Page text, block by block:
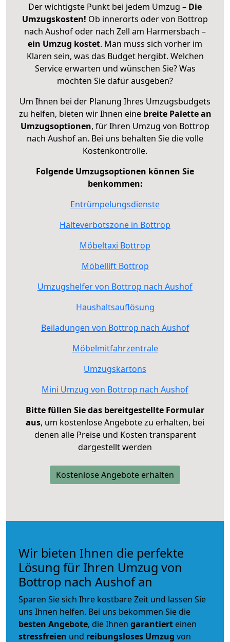
Der wichtigste Punkt bei jedem Umzug – Die
Umzugskosten! Ob innerorts oder von Bottrop
nach Aushof oder nach Zell am Harmersbach –
ein Umzug kostet. Man muss sich vorher im
Klaren sein, was das Budget hergibt. Welchen
Service erwarten und wünschen Sie? Was
möchten Sie dafür ausgeben?
Um Ihnen bei der Planung Ihres Umzugsbudgets
zu helfen, bieten wir Ihnen eine breite Palette an
Umzugsoptionen, für Ihren Umzug von Bottrop
nach Aushof an. Bei uns behalten Sie die volle
Kostenkontrolle.
Folgende Umzugsoptionen können Sie
benkommen:
Entrümpelungsdienste
Halteverbotszone in Bottrop
Möbeltaxi Bottrop
Möbellift Bottrop
Umzugshelfer von Bottrop nach Aushof
Haushaltsauflösung
Beiladungen von Bottrop nach Aushof
Möbelmitfahrzentrale
Umzugskartons
Mini Umzug von Bottrop nach Aushof
Bitte füllen Sie das bereitgestellte Formular
aus, um kostenlose Angebote zu erhalten, bei
denen alle Preise und Kosten transparent
dargestellt werden
Kostenlose Angebote erhalten
Wir bieten Ihnen die perfekte
Lösung für Ihren Umzug von
Bottrop nach Aushof an
Sparen Sie sich Ihre kostbare Zeit und lassen Sie
uns Ihnen helfen. Bei uns bekommen Sie die
besten Angebote, die Ihnen garantiert einen
stressfreien und reibungsloses Umzug von